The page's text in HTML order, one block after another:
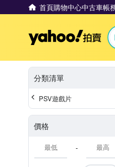
首頁購物中心中古車帳
分類清單
PSV遊戲片
價格
-